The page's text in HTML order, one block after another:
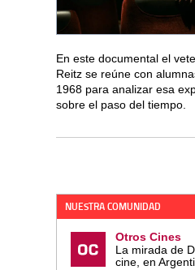
En este documental el
Reitz se reúne con
1968 para analizar esa
sobre el paso del tiempo.
NUESTRA COMUNIDAD
Otros Cines
La mirada de
cine, en